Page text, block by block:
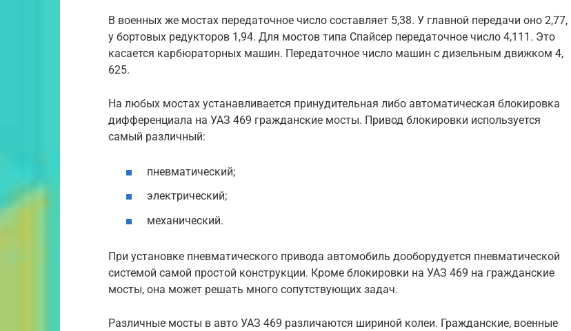
В военных же мостах передаточное число составляет 5,38. У главной передачи оно 2,77,
у бортовых редукторов 1,94. Для мостов типа Спайсер передаточное число 4,111. Это
касается карбюраторных машин. Передаточное число машин с дизельным движком 4,
625.
На любых мостах устанавливается принудительная либо автоматическая блокировка
дифференциала на УАЗ 469 гражданские мосты. Привод блокировки используется
самый различный:
пневматический;
электрический;
механический.
При установке пневматического привода автомобиль дооборудуется пневматической
системой самой простой конструкции. Кроме блокировки на УАЗ 469 на гражданские
мосты, она может решать много сопутствующих задач.
Различные мосты в авто УАЗ 469 различаются шириной колеи. Гражданские, военные